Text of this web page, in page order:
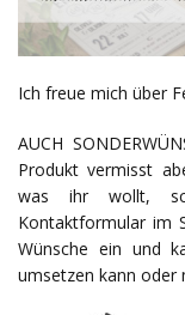
Ich freue mich über
AUCH
Produkt vermisst
was ihr wollt,
Kontaktformular im
Wünsche ein und
umsetzen kann oder